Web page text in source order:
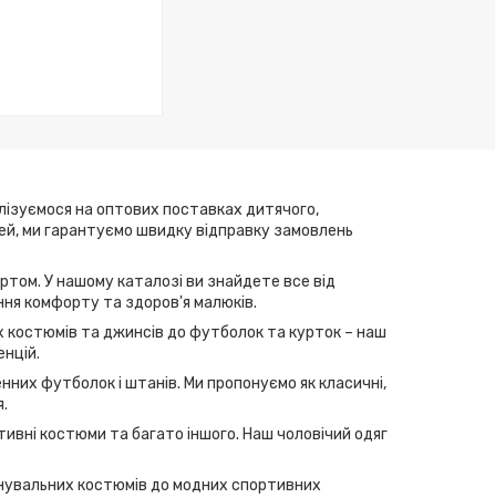
на оптових поставках дитячого,
ми гарантуємо швидку відправку замовлень
У нашому каталозі ви знайдете все від
комфорту та здоров'я малюків.
костюмів та джинсів до футболок та курток – наш
футболок і штанів. Ми пропонуємо як класичні,
костюми та багато іншого. Наш чоловічий одяг
костюмів до модних спортивних